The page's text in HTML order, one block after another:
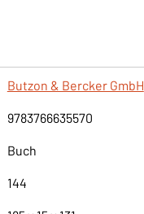
Butzon & Bercker GmbH
9783766635570
Buch
144